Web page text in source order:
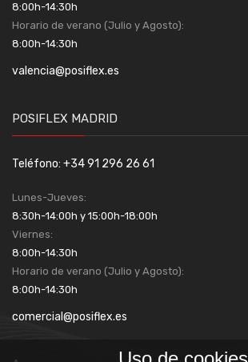
8:00h-14:30h
Horario de verano (Julio y Agosto):
8:00h-14:30h
valencia@posiflex.es
POSIFLEX MADRID
Teléfono: +34 91 296 26 61
Lunes-Jueves:
8:30h-14:00h y 15:00h-18:00h
Viernes:
8:00h-14:30h
Horario de verano (Julio y Agosto):
8:00h-14:30h
comercial@posiflex.es